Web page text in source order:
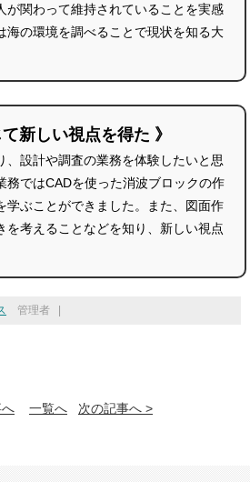
が関わって維持されていることを実感
海の環境を調べることで現状を知る大
新しい視点を得た 》
、設計や調査の業務を体験したいと思
務ではCADを使った消波ブロックの作
学ぶことができました。また、図面作
を考えることなどを知り、新しい視点
管理者 |
一覧へ 次の記事へ >